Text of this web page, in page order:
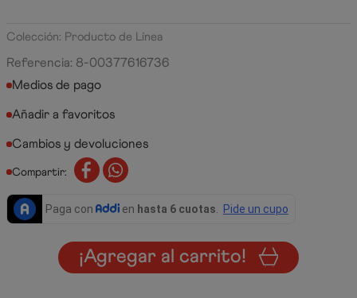
Colección: Producto de Línea
Referencia: 8-00377616736
Medios de pago
Cambios y devoluciones
Compartir:
¡Agregar al carrito!